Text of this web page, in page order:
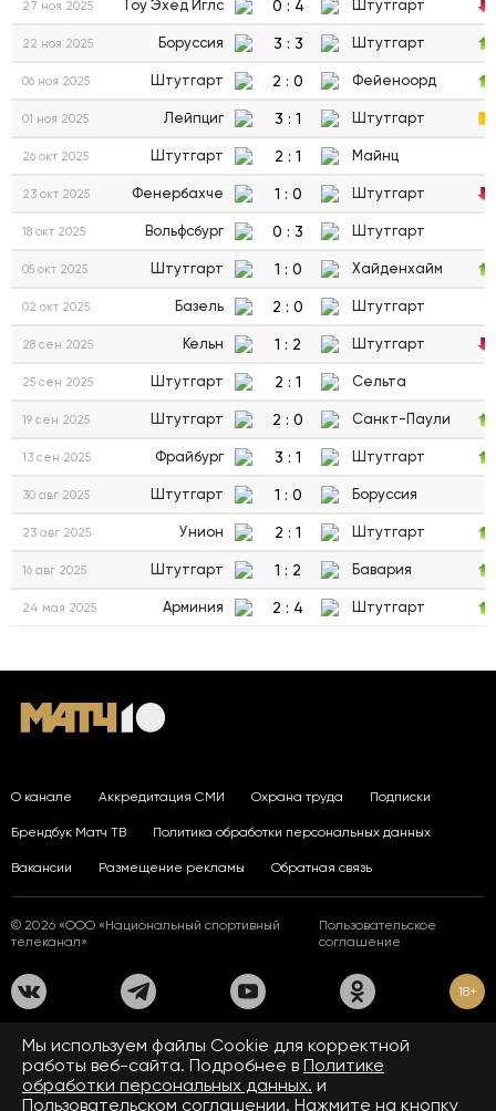
27 ноя 2025 Гоу Эхед Иглс 0 : 4 Штутгарт
22 ноя 2025 Боруссия 3 : 3 Штутгарт
06 ноя 2025 Штутгарт 2 : 0 Фейеноорд
01 ноя 2025 Лейпциг 3 : 1 Штутгарт
26 окт 2025 Штутгарт 2 : 1 Майнц
23 окт 2025 Фенербахче 1 : 0 Штутгарт
18 окт 2025 Вольфсбург 0 : 3 Штутгарт
05 окт 2025 Штутгарт 1 : 0 Хайденхайм
02 окт 2025 Базель 2 : 0 Штутгарт
28 сен 2025 Кельн 1 : 2 Штутгарт
25 сен 2025 Штутгарт 2 : 1 Сельта
19 сен 2025 Штутгарт 2 : 0 Санкт-Паули
13 сен 2025 Фрайбург 3 : 1 Штутгарт
30 авг 2025 Штутгарт 1 : 0 Боруссия
23 авг 2025 Унион 2 : 1 Штутгарт
16 авг 2025 Штутгарт 1 : 2 Бавария
24 мая 2025 Арминия 2 : 4 Штутгарт
О канале Аккредитация СМИ Охрана труда Подписки
Брендбук Матч ТВ Политика обработки персональных данных
Вакансии Размещение рекламы Обратная связь
© 2026 «ООО «Национальный спортивный
телеканал»
Пользовательское
соглашение
18+
На сайте применяются рекомендательные технологии. Подробнее
Правилах применения рекомендательных технологий.
Средство массовой информации сетевое издание «www.matchtv.ru»
зарегистрировано Федеральной службой по надзору в сфере связи,
Мы используем файлы Сookie для корректной
работы веб-сайта. Подробнее в Политике
обработки персональных данных. и
Пользовательском соглашении. Нажмите на кнопку